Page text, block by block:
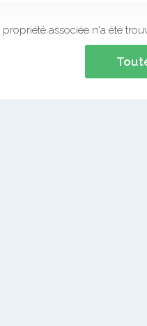
associée n'a été